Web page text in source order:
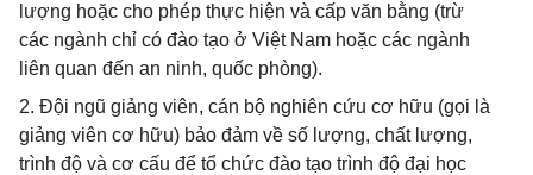
lượng hoặc cho phép thực hiện và cấp văn bằng (trừ
các ngành chỉ có đào tạo ở Việt Nam hoặc các ngành
liên quan đến an ninh, quốc phòng).
2. Đội ngũ giảng viên, cán bộ nghiên cứu cơ hữu (gọi là
giảng viên cơ hữu) bảo đảm về số lượng, chất lượng,
trình độ và cơ cấu để tổ chức đào tạo trình độ đại học